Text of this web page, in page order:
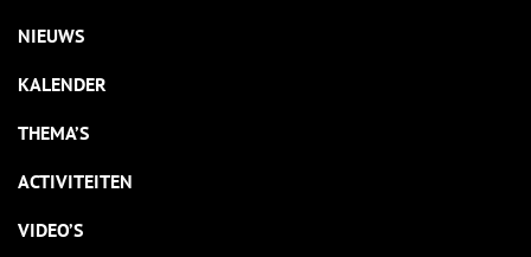
NIEUWS
KALENDER
THEMA’S
ACTIVITEITEN
VIDEO’S